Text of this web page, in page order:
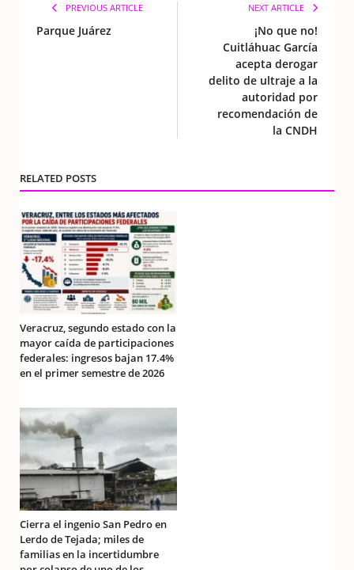
PREVIOUS ARTICLE
Parque Juárez
NEXT ARTICLE
¡No que no!
Cuitláhuac García
acepta derogar
delito de ultraje a la
autoridad por
recomendación de
la CNDH
RELATED POSTS
Veracruz, segundo estado con la
mayor caída de participaciones
federales: ingresos bajan 17.4%
en el primer semestre de 2026
Cierra el ingenio San Pedro en
Lerdo de Tejada; miles de
familias en la incertidumbre